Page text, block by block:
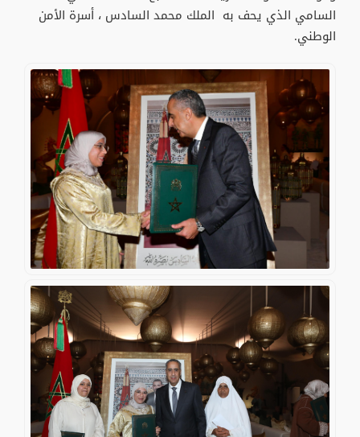
السامي الذي يحف به الملك محمد السادس ، أسرة الأمن
الوطني.